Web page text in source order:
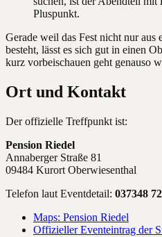
Pluspunkt.
Gerade weil das Fest nicht nur aus
besteht, lässt es sich gut in einen
kurz vorbeischauen geht genauso
Ort und Kontakt
Der offizielle Treffpunkt ist:
Pension Riedel
Annaberger Straße 81
09484 Kurort Oberwiesenthal
Telefon laut Eventdetail: 037348
Maps: Pension Riedel
Offizieller Eventeintrag der